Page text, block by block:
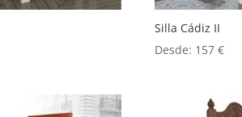
Silla Cádiz II
Desde: 157€